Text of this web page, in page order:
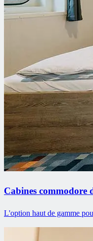
Cabines commodore
L'option haut de gamme